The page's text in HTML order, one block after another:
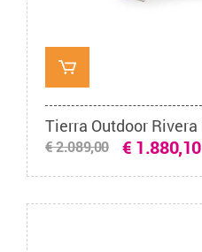
€ 1.880,10
€ 2.089,00